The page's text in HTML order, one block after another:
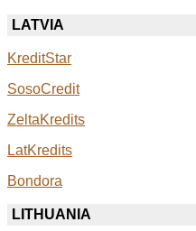
LATVIA
KreditStar
SosoCredit
ZeltaKredits
LatKredits
Bondora
LITHUANIA